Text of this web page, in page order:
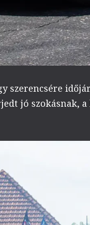
szerencsére
jó szokásnak,